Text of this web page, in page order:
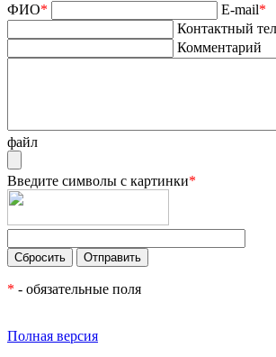
ФИО* E-mail*
Контактный
Комментарий
файл
Введите символы с картинки*
* - обязательные поля
Полная версия